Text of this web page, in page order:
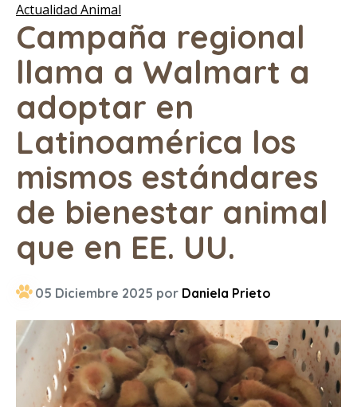
Actualidad Animal
Campaña regional
llama a Walmart a
adoptar en
Latinoamérica los
mismos estándares
de bienestar animal
que en EE. UU.
05 Diciembre 2025 por Daniela Prieto